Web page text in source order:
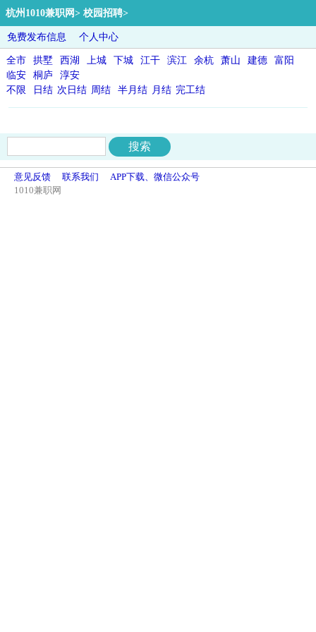
杭州1010兼职网> 校园招聘>
免费发布信息 个人中心
全市 拱墅 西湖 上城 下城 江干 滨江 余杭 萧山 建德
富阳
临安
桐庐
淳安
不限
日结 次日结 周结 半月结 月结 完工结
意见反馈 联系我们
APP下载、微信公众号
1010兼职网